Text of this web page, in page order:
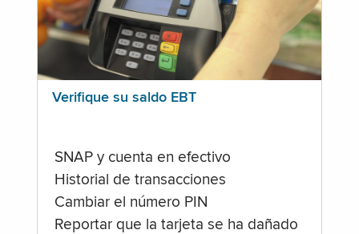
Verifique su saldo EBT
SNAP y cuenta en efectivo
Historial de transacciones
Cambiar el número PIN
Reportar que la tarjeta se ha dañado